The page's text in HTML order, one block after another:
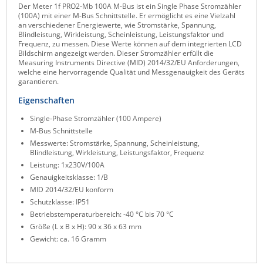
Raritan
Riello UPS
Server Technology
Siretta
SIRIO Antenne
Sunbird
Tactical Software
TEKTELIC
Teltonika
Unwired Networks
Vision
WATTECO
Westermo
Yuasa
Der Meter 1f PRO2-Mb 100A M-Bus ist ein Single Phase Stromzähler
(100A) mit einer M-Bus Schnittstelle. Er ermöglicht es eine Vielzahl
an verschiedener Energiewerte, wie Stromstärke, Spannung,
Blindleistung, Wirkleistung, Scheinleistung, Leistungsfaktor und
Frequenz, zu messen. Diese Werte können auf dem integrierten LCD
Bildschirm angezeigt werden. Dieser Stromzähler erfüllt die
Measuring Instruments Directive (MID) 2014/32/EU Anforderungen,
welche eine hervorragende Qualität und Messgenauigkeit des Geräts
garantieren.
Eigenschaften
Single-Phase Stromzähler (100 Ampere)
M-Bus Schnittstelle
Messwerte: Stromstärke, Spannung, Scheinleistung,
Blindleistung, Wirkleistung, Leistungsfaktor, Frequenz
Leistung: 1x230V/100A
Genauigkeitsklasse: 1/B
MID 2014/32/EU konform
Schutzklasse: IP51
Betriebstemperaturbereich: -40 °C bis 70 °C
Größe (L x B x H): 90 x 36 x 63 mm
Gewicht: ca. 16 Gramm